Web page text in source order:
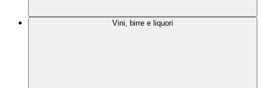
Vini, birre e liquori